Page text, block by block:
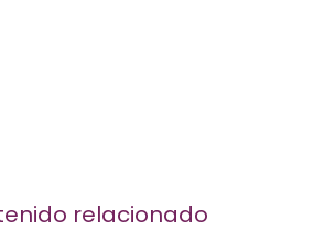
relacionado